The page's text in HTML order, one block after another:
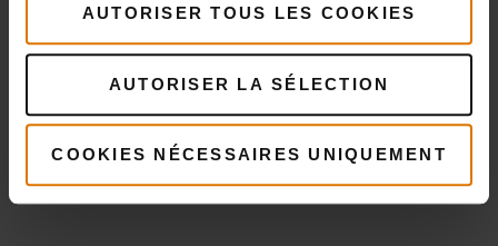
AUTORISER TOUS LES COOKIES
AUTORISER LA SÉLECTION
COOKIES NÉCESSAIRES UNIQUEMENT